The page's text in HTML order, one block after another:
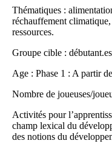
Thématiques :
réchauffement
ressources.
Groupe cible : débutant.es
Age : Phase 1 : A partir
Nombre de joueuses/
Activités pour
champ lexical du
des notions du